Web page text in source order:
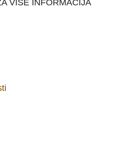
VIŠE INFORMACIJA